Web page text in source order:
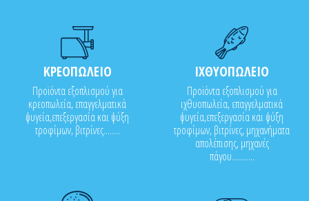
ΚΡΕΟΠΩΛΕΙΟ
Προϊόντα εξοπλισμού για
κρεοπωλεία, επαγγελματικά
ψυγεία,επεξεργασία και ψύξη
τροφίμων, βιτρίνες........
ΙΧΘΥΟΠΩΛΕΙΟ
Προϊόντα εξοπλισμού για
ιχθυοπωλεία, επαγγελματικά
ψυγεία,επεξεργασία και ψύξη
τροφίμων, βιτρίνες, μηχανήματα
απολέπισης, μηχανές
πάγου...........